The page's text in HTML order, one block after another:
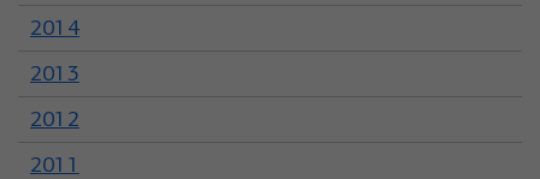
2014
2013
2012
2011